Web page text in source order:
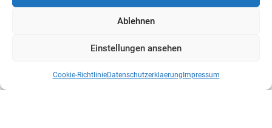
Ablehnen
Einstellungen ansehen
Cookie-RichtlinieDatenschutzerklaerung Impressum